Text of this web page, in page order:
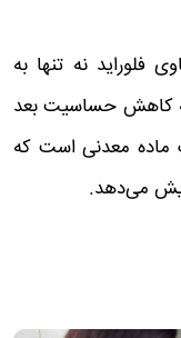
فلوراید نه تنها به
کاهش حساسیت بعد
معدنی است که
می‌دهد.